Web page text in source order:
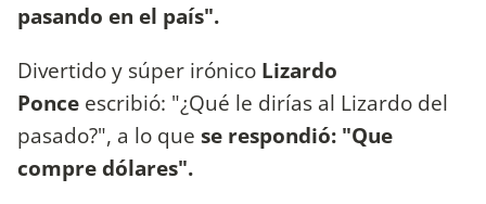
pasando en el país".
Divertido y súper irónico Lizardo
Ponce escribió: "¿Qué le dirías al Lizardo del
pasado?", a lo que se respondió: "Que
compre dólares".